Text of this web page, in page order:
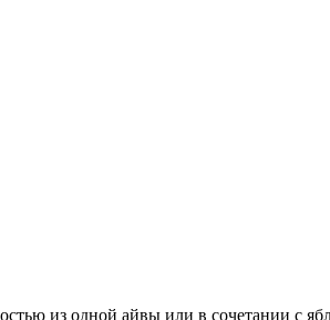
из одной айвы или в сочетании с